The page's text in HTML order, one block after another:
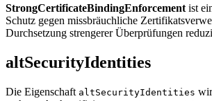
StrongCertificateBindingEnforcement ist
Schutz gegen missbräuchliche
Durchsetzung strengerer Überprüfungen
altSecurityIdentities
Die Eigenschaft altSecurityIdentities